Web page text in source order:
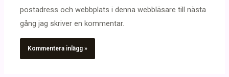
postadress och webbplats i denna webbläsare till nästa
gång jag skriver en kommentar.